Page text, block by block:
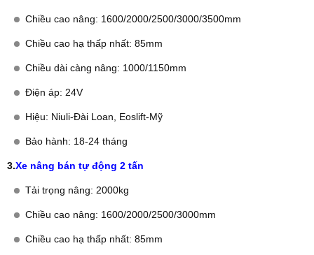
Chiều cao nâng: 1600/2000/2500/3000/3500mm
Chiều cao hạ thấp nhất: 85mm
Chiều dài càng nâng: 1000/1150mm
Điện áp: 24V
Hiệu: Niuli-Đài Loan, Eoslift-Mỹ
Bảo hành: 18-24 tháng
3.Xe nâng bán tự động 2 tấn
Tải trọng nâng: 2000kg
Chiều cao nâng: 1600/2000/2500/3000mm
Chiều cao hạ thấp nhất: 85mm